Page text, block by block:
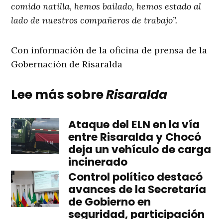
comido natilla, hemos bailado, hemos estado al
lado de nuestros compañeros de trabajo”.
Con información de la oficina de prensa de la
Gobernación de Risaralda
Lee más sobreRisaralda
Ataque del ELN en la vía
entre Risaralda y Chocó
deja un vehículo de carga
incinerado
Control político destacó
avances de la Secretaría
de Gobierno en
seguridad, participación